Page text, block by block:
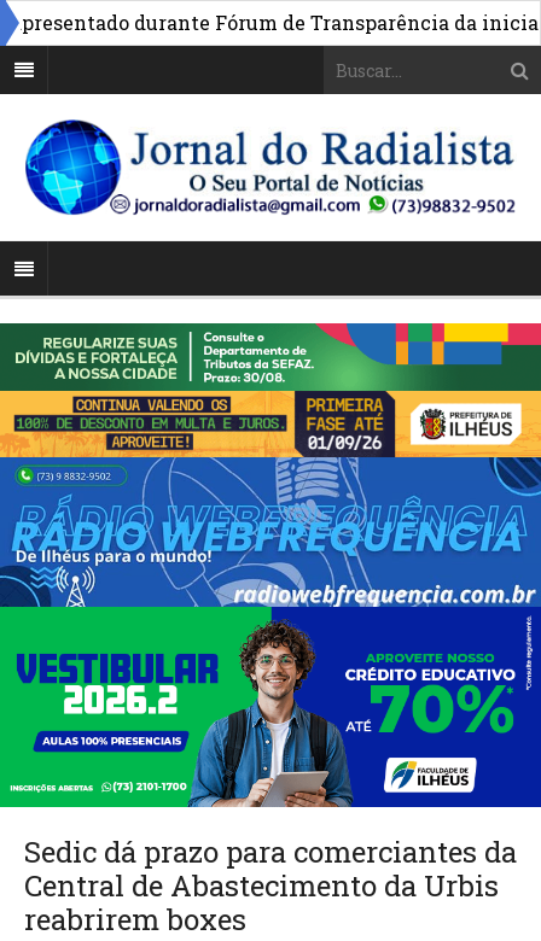
durante Fórum de Transparência da iniciativa
Sedic dá prazo para comerciantes da
Central de Abastecimento da Urbis
reabrirem boxes